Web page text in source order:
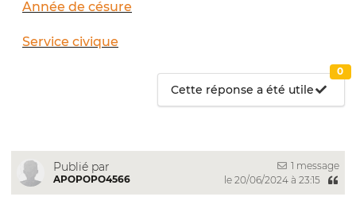
Année de césure
Service civique
Cette réponse a été utile
0
Publié par
APOPOPO4566
1 message
le 20/06/2024 à 23:15